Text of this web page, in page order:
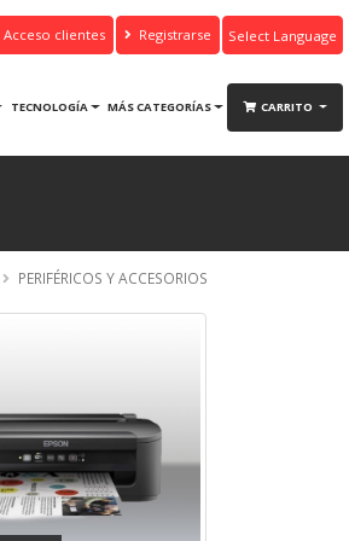
Acceso clientes Registrarse
Translate
TECNOLOGÍA MÁS CATEGORÍAS CARRITO
PERIFÉRICOS Y ACCESORIOS